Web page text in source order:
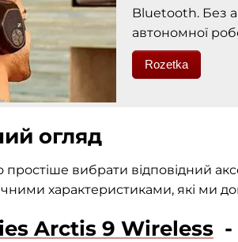
Bluetooth. Без
автономної
Rozetka
огляд
вибрати відповідний
характеристиками, які ми
Arctis 9 Wireless -